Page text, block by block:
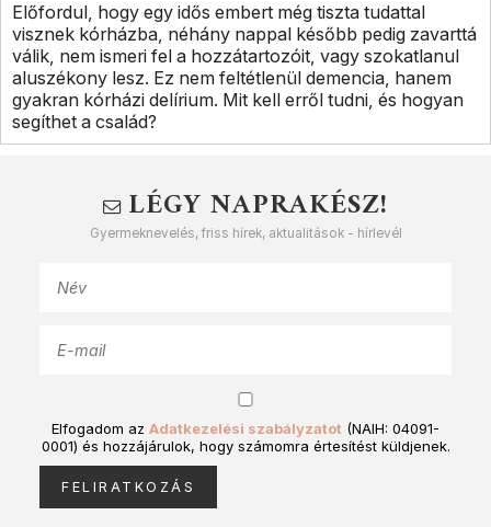
Előfordul, hogy egy idős embert még tiszta tudattal
visznek kórházba, néhány nappal később pedig zavarttá
válik, nem ismeri fel a hozzátartozóit, vagy szokatlanul
aluszékony lesz. Ez nem feltétlenül demencia, hanem
gyakran kórházi delírium. Mit kell erről tudni, és hogyan
segíthet a család?
LÉGY NAPRAKÉSZ!
Gyermeknevelés, friss hírek, aktualitások - hírlevél
Elfogadom az Adatkezelési szabályzatot (NAIH: 04091-
0001) és hozzájárulok, hogy számomra értesítést küldjenek.